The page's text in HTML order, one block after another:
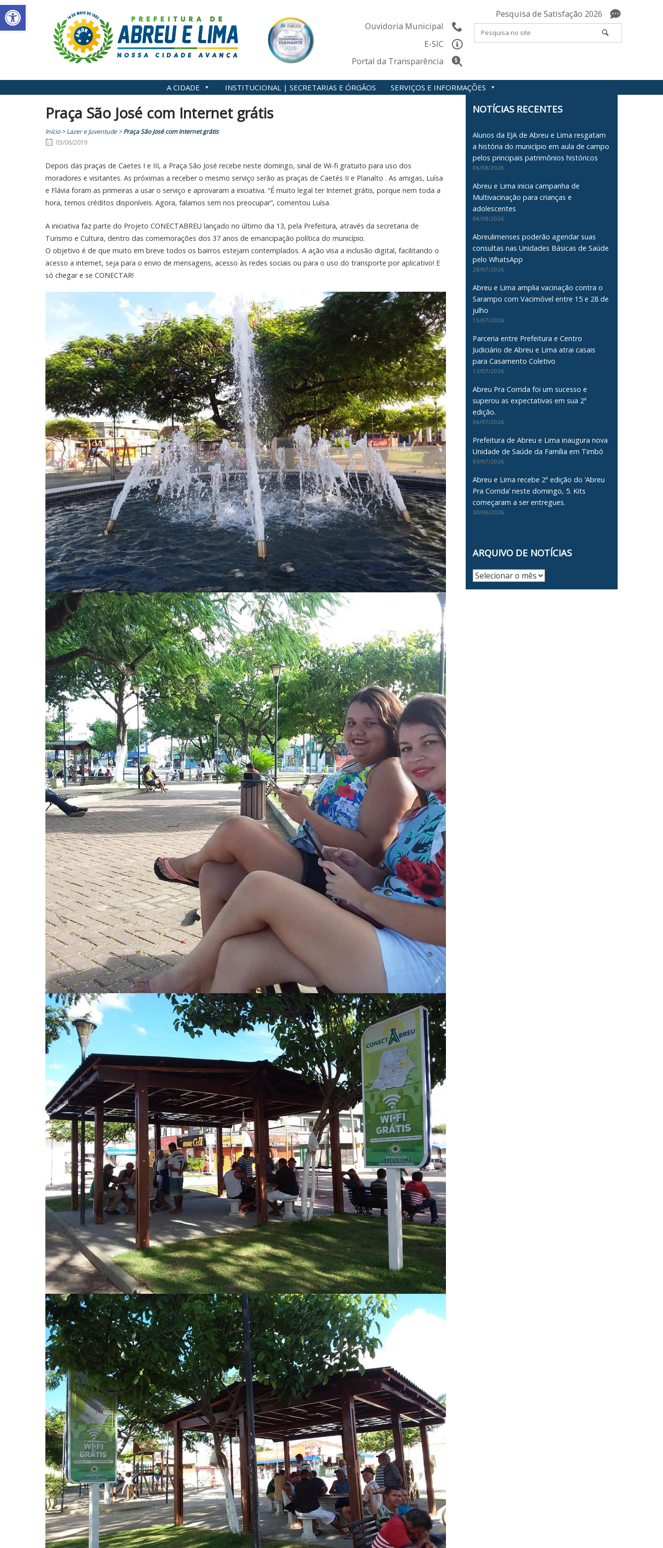
Abrir a barra de ferramentas
Skip
to
content
Ouvidoria Municipal
E-SIC
Portal da Transparência
Pesquisa de Satisfação 2026
A CIDADE INSTITUCIONAL | SECRETARIAS E ÓRGÃOS SERVIÇOS E INFORMAÇÕES
Praça São José com Internet grátis
Início>Lazer e Juventude>Praça São José com Internet grátis
03/06/2019
Depois das praças de Caetes I e III, a Praça São José recebe neste domingo, sinal de Wi-fi gratuito para uso dos
moradores e visitantes. As próximas a receber o mesmo serviço serão as praças de Caetés II e Planalto . As amigas, Luísa
e Flávia foram as primeiras a usar o serviço e aprovaram a iniciativa. “É muito legal ter Internet grátis, porque nem toda a
hora, temos créditos disponíveis. Agora, falamos sem nos preocupar”, comentou Luísa.
A iniciativa faz parte do Projeto CONECTABREU lançado no último dia 13, pela Prefeitura, através da secretaria de
Turismo e Cultura, dentro das comemorações dos 37 anos de emancipação política do município.
O objetivo é de que muito em breve todos os bairros estejam contemplados. A ação visa a inclusão digital, facilitando o
acesso a internet, seja para o envio de mensagens, acesso às redes sociais ou para o uso do transporte por aplicativo! E
só chegar e se CONECTAR!
NOTÍCIAS RECENTES
Alunos da EJA de Abreu e Lima resgatam
a história do município em aula de campo
pelos principais patrimônios históricos
06/08/2026
Abreu e Lima inicia campanha de
Multivacinação para crianças e
adolescentes
04/08/2026
Abreulimenses poderão agendar suas
consultas nas Unidades Básicas de Saúde
pelo WhatsApp
28/07/2026
Abreu e Lima amplia vacinação contra o
Sarampo com Vacimóvel entre 15 e 28 de
julho
15/07/2026
Parceria entre Prefeitura e Centro
Judiciário de Abreu e Lima atrai casais
para Casamento Coletivo
13/07/2026
Abreu Pra Corrida foi um sucesso e
superou as expectativas em sua 2ª
edição.
06/07/2026
Prefeitura de Abreu e Lima inaugura nova
Unidade de Saúde da Família em Timbó
03/07/2026
Abreu e Lima recebe 2ª edição do ‘Abreu
Pra Corrida’ neste domingo, 5. Kits
começaram a ser entregues.
30/06/2026
ARQUIVO DE NOTÍCIAS
Arquivo